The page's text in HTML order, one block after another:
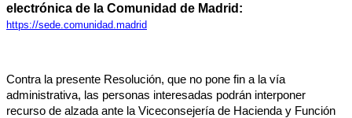
electrónica de la Comunidad de Madrid:
https://sede.comunidad.madrid
Contra la presente Resolución, que no pone fin a la vía
administrativa, las personas interesadas podrán interponer
recurso de alzada ante la Viceconsejería de Hacienda y Función